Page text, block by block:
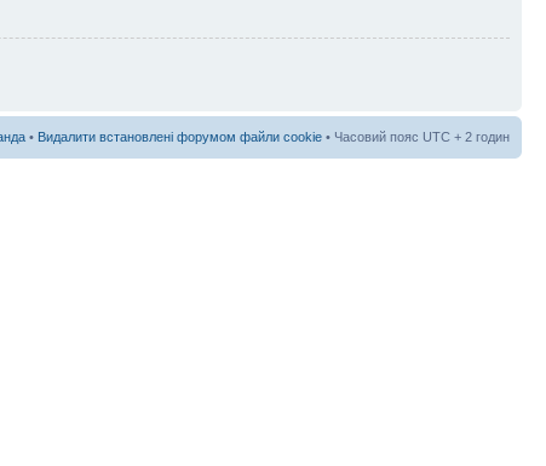
• Видалити встановлені форумом файли cookie • Часовий пояс UTC + 2 годин